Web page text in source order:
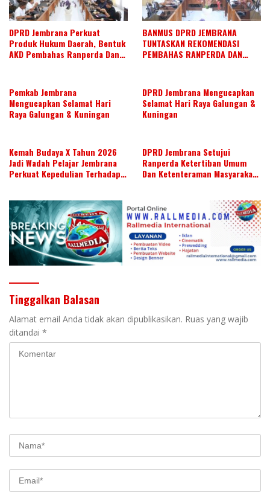
DPRD Jembrana Perkuat
Produk Hukum Daerah, Bentuk
AKD Pembahas Ranperda Dan
BANMUS DPRD JEMBRANA
TUNTASKAN REKOMENDASI
PEMBAHAS RANPERDA DAN
Pemkab Jembrana
Mengucapkan Selamat Hari
Raya Galungan & Kuningan
DPRD Jembrana Mengucapkan
Selamat Hari Raya Galungan &
Kuningan
Kemah Budaya X Tahun 2026
Jadi Wadah Pelajar Jembrana
Perkuat Kepedulian Terhadap
DPRD Jembrana Setujui
Ranperda Ketertiban Umum
Dan Ketenteraman Masyarakat
Tinggalkan Balasan
Alamat email Anda tidak akan dipublikasikan. Ruas yang wajib
ditandai *